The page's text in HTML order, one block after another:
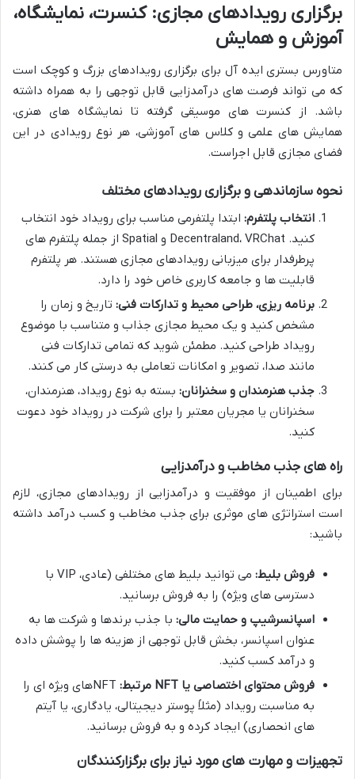
برگزاری رویدادهای مجازی: کنسرت، نمایشگاه،
آموزش و همایش
متاورس بستری ایده آل برای برگزاری رویدادهای بزرگ و کوچک است
که می تواند فرصت های درآمدزایی قابل توجهی را به همراه داشته
باشد. از کنسرت های موسیقی گرفته تا نمایشگاه های هنری،
همایش های علمی و کلاس های آموزشی، هر نوع رویدادی در این
فضای مجازی قابل اجراست.
نحوه سازماندهی و برگزاری رویدادهای مختلف
انتخاب پلتفرم: ابتدا پلتفرمی مناسب برای رویداد خود انتخاب
کنید. Decentraland، VRChat و Spatial از جمله پلتفرم های
پرطرفدار برای میزبانی رویدادهای مجازی هستند. هر پلتفرم
قابلیت ها و جامعه کاربری خاص خود را دارد.
برنامه ریزی، طراحی محیط و تدارکات فنی: تاریخ و زمان را
مشخص کنید و یک محیط مجازی جذاب و متناسب با موضوع
رویداد طراحی کنید. مطمئن شوید که تمامی تدارکات فنی
مانند صدا، تصویر و امکانات تعاملی به درستی کار می کنند.
جذب هنرمندان و سخنرانان: بسته به نوع رویداد، هنرمندان،
سخنرانان یا مجریان معتبر را برای شرکت در رویداد خود دعوت
کنید.
راه های جذب مخاطب و درآمدزایی
برای اطمینان از موفقیت و درآمدزایی از رویدادهای مجازی، لازم
است استراتژی های موثری برای جذب مخاطب و کسب درآمد داشته
باشید:
فروش بلیط:
می توانید بلیط های مختلفی (عادی، VIP با
دسترسی های ویژه) را به فروش برسانید.
اسپانسرشیپ و حمایت مالی: با جذب برندها و شرکت ها به
عنوان اسپانسر، بخش قابل توجهی از هزینه ها را پوشش داده
و درآمد کسب کنید.
فروش محتوای اختصاصی یا NFT مرتبط:
NFTهای ویژه ای را
به مناسبت رویداد (مثلاً پوستر دیجیتالی، یادگاری، یا آیتم
های انحصاری) ایجاد کرده و به فروش برسانید.
تجهیزات و مهارت های مورد نیاز برای برگزارکنندگان